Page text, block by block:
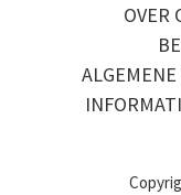
OVER